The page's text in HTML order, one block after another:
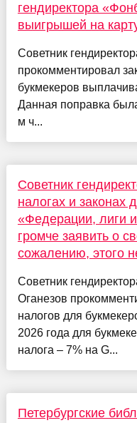
гендиректора
выигрышей на
Советник
прокомментировал
букмекеров
Данная поправка
м ч...
Советник
налогах и законах
«Федерации, лиги
громче заявить о
сожалению, этого
Советник
Оганезов
налогов для
2026 года для
налога – 7% на G...
Петербургские